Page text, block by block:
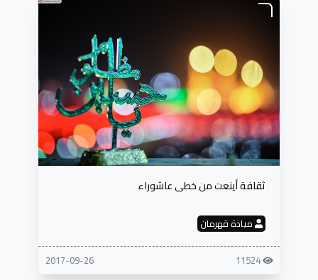
ثقافة أينعت من خطى عاشوراء
ميادة قهرمان